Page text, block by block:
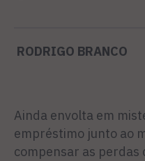
RODRIGO BRANCO
Ainda envolta em
empréstimo jun­to ao
compensar as perdas